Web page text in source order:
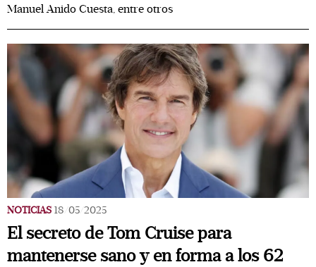
Manuel Anido Cuesta, entre otros
NOTICIAS 18/05/2025
El secreto de Tom Cruise para
mantenerse sano y en forma a los 62